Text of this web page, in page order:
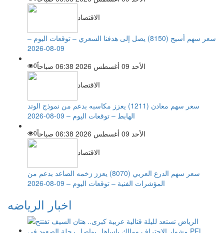
الاقتصاد
سعر سهم أسيج (8150) يصل إلى هدفنا السعري – توقعات اليوم –
09-08-2026
الأحد 09 أغسطس 2026 06:38 صباحاً
0
الاقتصاد
سعر سهم معادن (1211) يعزز مكاسبه بدعم من نموذج الوتد
الهابط – توقعات اليوم – 09-08-2026
الأحد 09 أغسطس 2026 06:38 صباحاً
0
الاقتصاد
سعر سهم الدرع العربي (8070) يعزز زخمه الصاعد بدعم من
المؤشرات الفنية – توقعات اليوم – 09-08-2026
اخبار الرياضه